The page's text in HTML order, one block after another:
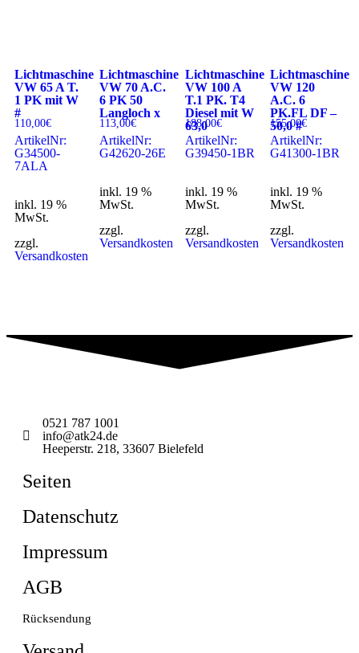
Lichtmaschine
VW 65 A T.
1 PK mit W
#
110,00€
ArtikelNr:
G34500-
7ALA
inkl. 19 %
MwSt.
zzgl.
Versandkosten
Lichtmaschine
VW 70 A.C.
6 PK 50
Langloch x
113,00€
ArtikelNr:
G42620-26E
inkl. 19 %
MwSt.
zzgl.
Versandkosten
Lichtmaschine
VW 100 A
T.1 PK. T4
Diesel mit W
63,0
188,00€
ArtikelNr:
G39450-1BR
inkl. 19 %
MwSt.
zzgl.
Versandkosten
Lichtmaschine
VW 120
A.C. 6
PK.FL DF –
50,0 #
155,00€
ArtikelNr:
G41300-1BR
inkl. 19 %
MwSt.
zzgl.
Versandkosten
0521 787 1001
info@atk24.de
Heeperstr. 218, 33607 Bielefeld
Seiten
Datenschutz
Impressum
AGB
Rücksendung